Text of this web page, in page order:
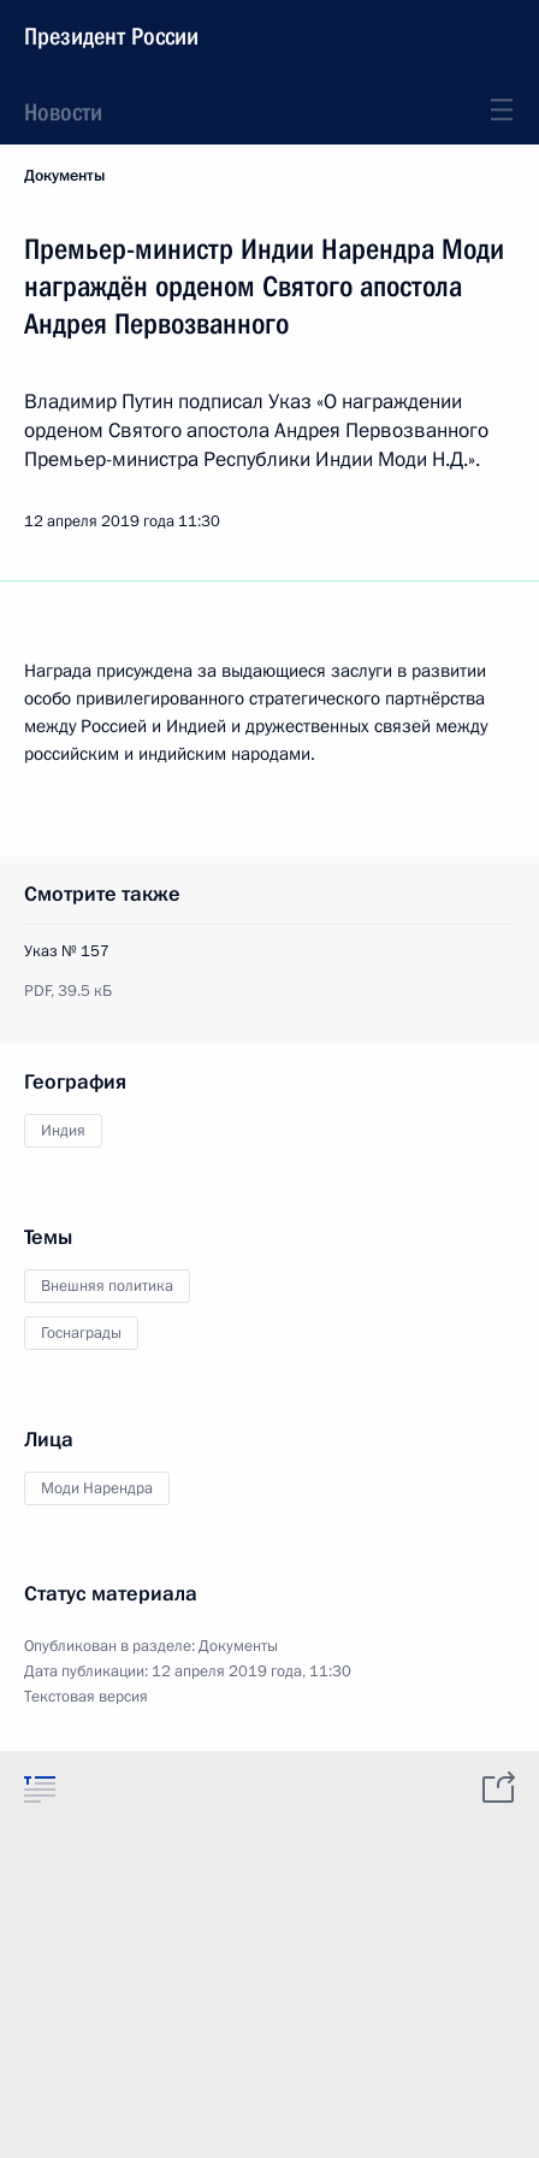
Президент России
Новости
Документы
Премьер-министр Индии Нарендра Моди
награждён орденом Святого апостола
Андрея Первозванного
Владимир Путин подписал Указ «О награждении
орденом Святого апостола Андрея Первозванного
Премьер-министра Республики Индии Моди Н.Д.».
12 апреля 2019 года 11:30
Награда присуждена за выдающиеся заслуги в развитии
особо привилегированного стратегического партнёрства
между Россией и Индией и дружественных связей между
российским и индийским народами.
Смотрите также
Указ № 157
PDF,39.5 кБ
География
Индия
Темы
Внешняя политика
Госнаграды
Лица
Моди Нарендра
Статус материала
Опубликован в разделе:Документы
Дата публикации: 12 апреля 2019 года, 11:30
Текстовая версия